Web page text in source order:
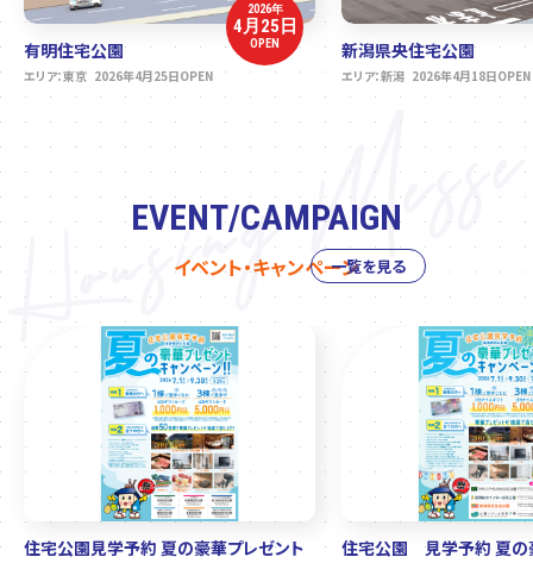
2026年
4月25日
OPEN
有明住宅公園
エリア：東京 2026年4月25日OPEN
新潟県央住宅公園
エリア：新潟 2026年4月18日OPEN
EVENT/CAMPAIGN
イベント・キャンペーン
住宅公園見学予約 夏の豪華プレゼント
住宅公園 見学予約 夏の
一覧を見る